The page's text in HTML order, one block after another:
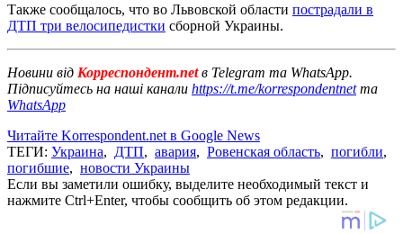
Также сообщалось, что во Львовской области пострадали в
ДТП три велосипедистки сборной Украины.
Новини від Корреспондент.netв Telegram та WhatsApp.
Підписуйтесь на наші канали https://t.me/korrespondentnetта
WhatsApp
Читайте Korrespondent.net в Google News
ТЕГИ: Украина, ДТП, авария, Ровенская область, погибли,
погибшие, новости Украины
Если вы заметили ошибку, выделите необходимый текст и
нажмите Ctrl+Enter, чтобы сообщить об этом редакции.